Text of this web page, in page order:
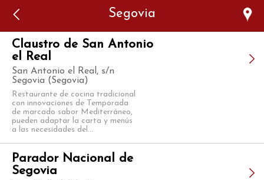
Segovia
Claustro de San Antonio
el Real
San Antonio el Real, s/n
Segovia (Segovia)
Restaurante de cocina tradicional
con innovaciones de Temporada
de marcado sabor Mediterráneo,
pueden adaptar la carta y menús
a las necesidades del...
Parador Nacional de
Segovia
authorized to show the cookie declaration for domain group
ID 546ddaab-b478-4440-aa8a-3b0205284212. Please add it to
the domain group in the Cookiebot Manager to authorize
the domain.